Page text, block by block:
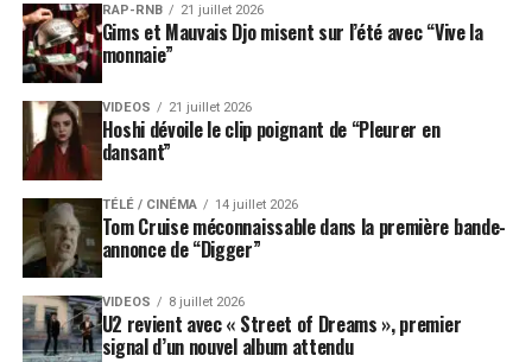
RAP-RNB 21 juillet 2026
Gims et Mauvais Djo misent sur l’été avec “Vive la
monnaie”
VIDEOS 21 juillet 2026
Hoshi dévoile le clip poignant de “Pleurer en
dansant”
TÉLÉ / CINÉMA 14 juillet 2026
Tom Cruise méconnaissable dans la première bande-
annonce de “Digger”
VIDEOS 8 juillet 2026
U2 revient avec « Street of Dreams », premier
signal d’un nouvel album attendu